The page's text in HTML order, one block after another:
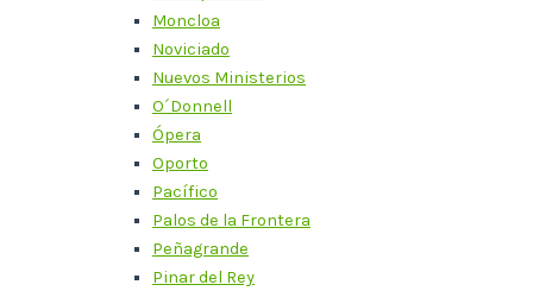
Moncloa
Noviciado
Nuevos Ministerios
O´Donnell
Ópera
Oporto
Pacífico
Palos de la Frontera
Peñagrande
Pinar del Rey